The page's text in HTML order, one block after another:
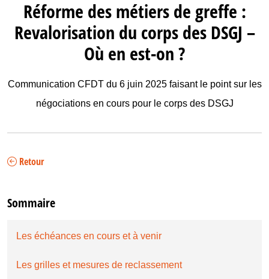
Réforme des métiers de greffe :
Revalorisation du corps des DSGJ –
Où en est-on ?
Communication CFDT du 6 juin 2025 faisant le point sur les
négociations en cours pour le corps des DSGJ
Retour
Sommaire
Les échéances en cours et à venir
Les grilles et mesures de reclassement